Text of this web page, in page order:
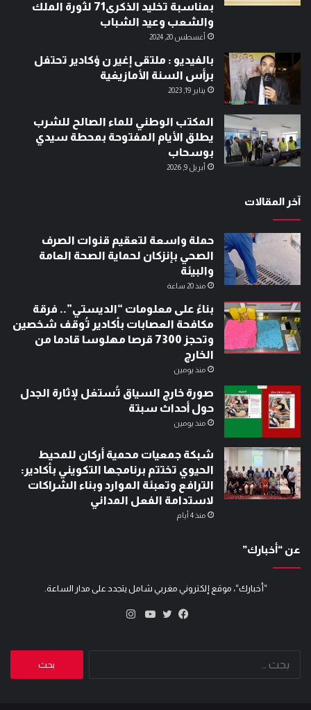
بمناسبة تخليد الذكرى71 لثورة الملك
والشعب وعيد الشباب
أغسطس 20, 2024
بالفيديو : ملتقى إغير ن ؤكادير تحتفل
برأس السنة الأمازيغية
يناير 19, 2023
المكتب الوطني للماء الصالح للشرب
يطلق الأيام المفتوحة بمحطة سيدي
بوسحاب
أبريل 9, 2026
آخر المقالات
حملة واسعة لتعقيم قنوات الصرف
الصحي بإنزكان لحماية الصحة العامة
والبيئة
منذ 20 ساعة
بناءً على معلومات “الديستي”.. فرقة
مكافحة العصابات بأكادير تُوقف شخصين
وتحجز 7300 قرصا مهلوسا قادما من
الخارج
منذ يومين
صورة خارج السياق تُستغل لإثارة الجدل
حول أحداث سبتة
منذ يومين
شبكة جمعيات محمية أركان للمحيط
الحيوي تختتم برنامجها التكويني بأكادير:
الترافع وتعبئة الموارد وبناء الشراكات
لاستدامة الفعل المداني
منذ 4 أيام
عن “أخبارك”
“أخبارك“، موقع إلكتروني مغربي شامل يتجدد على مدار الساعة.